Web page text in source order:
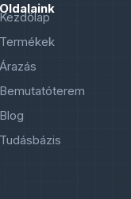
Oldalaink
Kezdőlap
Termékek
Árazás
Bemutatóterem
Blog
Tudásbázis